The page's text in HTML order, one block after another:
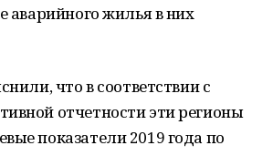
аварийного жилья в них
что в соответствии с
отчетности эти регионы
показатели 2019 года по